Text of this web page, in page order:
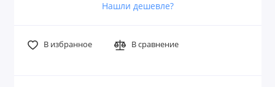
Нашли дешевле?
В избранное В сравнение